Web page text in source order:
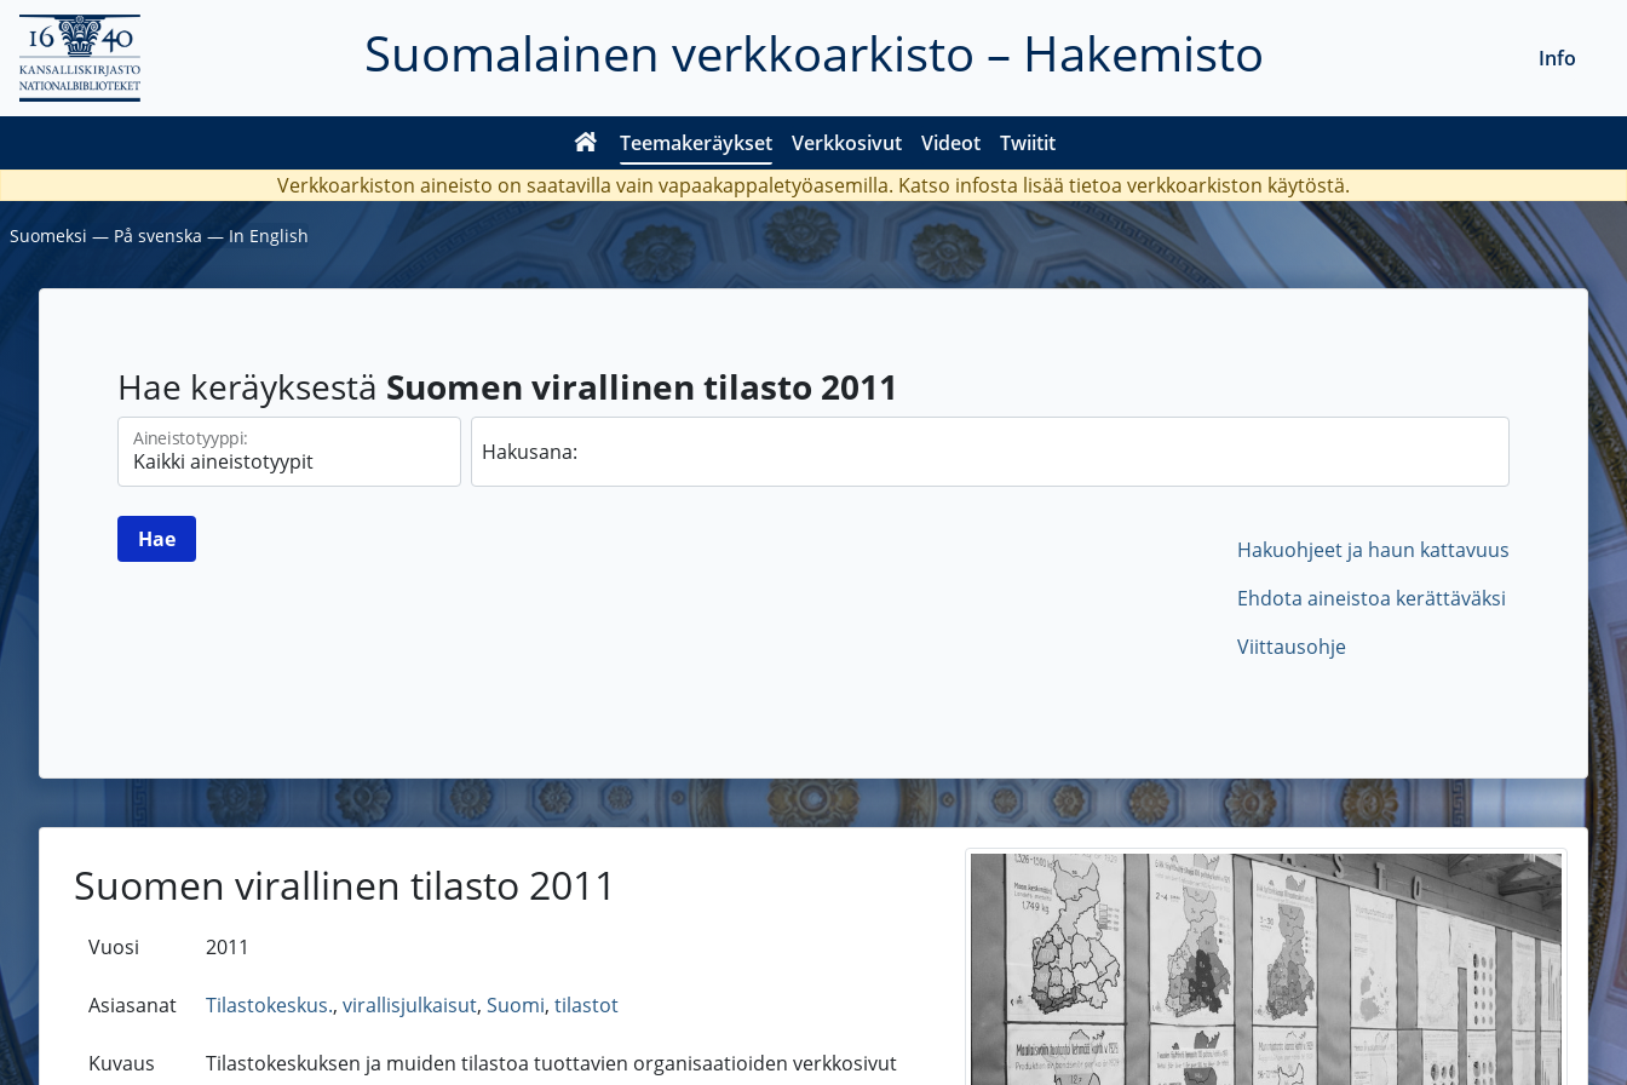
Suomalainen verkkoarkisto – Hakemisto
Teemakeräykset Verkkosivut Videot Twiitit
Info
Verkkoarkiston aineisto on saatavilla vain vapaakappaletyöasemilla. Katso infosta lisää tietoa verkkoarkiston käytöstä.
Suomeksi ― På svenska ―In English
Hae keräyksestä Suomen virallinen tilasto 2011
Aineistotyyppi:
Hakusana:
Hakuohjeet ja haun kattavuus
Ehdota aineistoa kerättäväksi
Viittausohje
Suomen virallinen tilasto 2011
Vuosi 2011
Asiasanat Tilastokeskus., virallisjulkaisut, Suomi, tilastot
Kuvaus
Tilastokeskuksen ja muiden tilastoa tuottavien organisaatioiden verkkosivut